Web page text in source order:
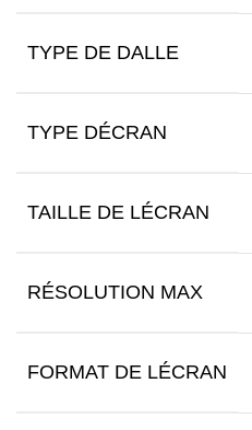
TYPE DE DALLE
TYPE DÉCRAN
TAILLE DE LÉCRAN
RÉSOLUTION MAX
FORMAT DE LÉCRAN